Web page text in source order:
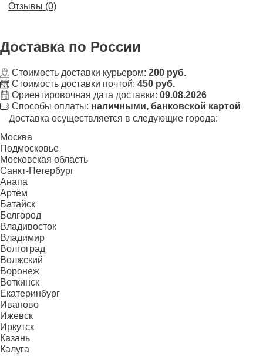
Отзывы (0)
Доставка по России
Стоимость доставки курьером: 200 руб.
Стоимость доставки почтой: 450 руб.
Ориентировочная дата доставки: 09.08.2026
Способы оплаты: наличными, банковской картой
Доставка осуществляется в следующие города:
Москва
Подмосковье
Московская область
Санкт-Петербург
Анапа
Артём
Батайск
Белгород
Владивосток
Владимир
Волгоград
Волжский
Воронеж
Воткинск
Екатеринбург
Иваново
Ижевск
Иркутск
Казань
Калуга